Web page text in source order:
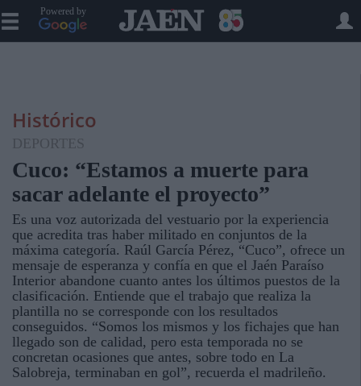
Powered by
Histórico
DEPORTES
Cuco: “Estamos a muerte para
sacar adelante el proyecto”
Es una voz autorizada del vestuario por la experiencia
que acredita tras haber militado en conjuntos de la
máxima categoría. Raúl García Pérez, “Cuco”, ofrece un
mensaje de esperanza y confía en que el Jaén Paraíso
Interior abandone cuanto antes los últimos puestos de la
clasificación. Entiende que el trabajo que realiza la
plantilla no se corresponde con los resultados
conseguidos. “Somos los mismos y los fichajes que han
llegado son de calidad, pero esta temporada no se
concretan ocasiones que antes, sobre todo en La
Salobreja, terminaban en gol”, recuerda el madrileño.